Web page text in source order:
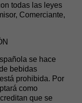
todas las leyes
Comerciante,
se hace
bebidas
prohibida. Por
como
que se